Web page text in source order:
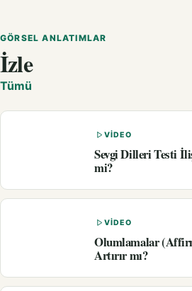
GÖRSEL ANLATIMLAR
İzle
Tümü
VIDEO
Sevgi Dilleri Testi
mi?
VIDEO
Olumlamalar
Artırır mı?